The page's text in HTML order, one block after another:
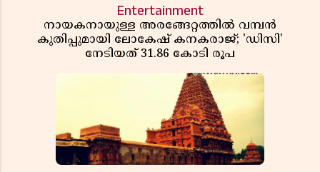
Entertainment
നായകനായുള്ള അരങ്ങേറ്റത്തിൽ വമ്പൻ
കുതിപ്പുമായി ലോകേഷ് കനകരാജ്; 'ഡിസി'
നേടിയത് 31.86 കോടി രൂപ